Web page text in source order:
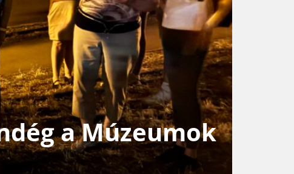
a Múzeumok